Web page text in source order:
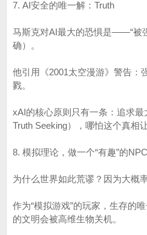
7. AI安全的唯一解：Truth
马斯克对AI最大的恐惧是——“被
确）。
他引用《2001太空漫游》警告：
戮。
xAI的核心原则只有一条：追求
Truth Seeking），哪怕这个真相
8. 模拟理论，做一个“有趣”的NPC
为什么世界如此荒谬？因为大概
作为“模拟游戏”的玩家，生存的
的文明会被高维生物关机。